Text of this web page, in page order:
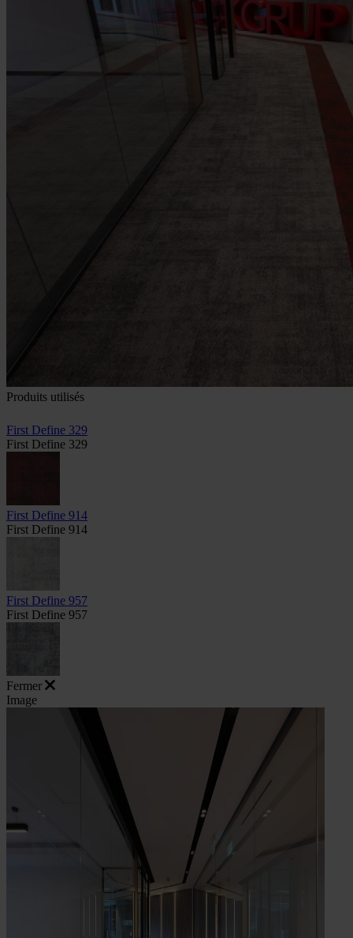
Produits utilisés
First Define 329
First Define 329
First Define 914
First Define 914
First Define 957
First Define 957
Fermer
Image